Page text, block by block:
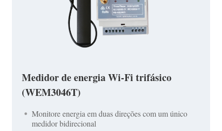
Medidor de energia Wi-Fi trifásico
(WEM3046T)
Monitore energia em duas direções com um único
medidor bidirecional